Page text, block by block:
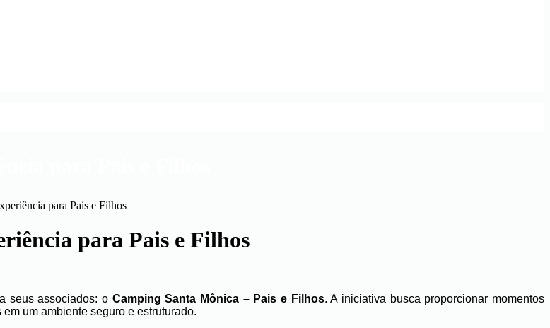
para Pais e Filhos
para Pais e Filhos
seus associados: o Camping Santa Mônica – Pais e Filhos. A iniciativa busca proporcionar momentos
um ambiente seguro e estruturado.